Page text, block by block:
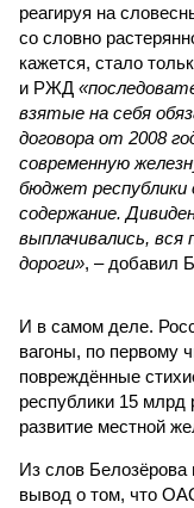
реагируя на
со словно
кажется, стало
и РЖД
взятые на себя
договора от 2008
современную
бюджет
содержание.
выплачивались, вся
дороги», – добавил
И в самом деле.
вагоны, по первому
повреждённые
республики 15 млрд
развитие местной
Из слов Белозёрова
вывод о том, что